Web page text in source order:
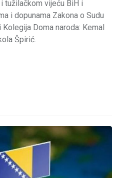
tužilačkom vijeću BiH i
i dopunama Zakona o Sudu
Doma naroda: Kemal
Špirić.